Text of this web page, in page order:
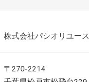
株式会社パシオリユース
〒270-2214